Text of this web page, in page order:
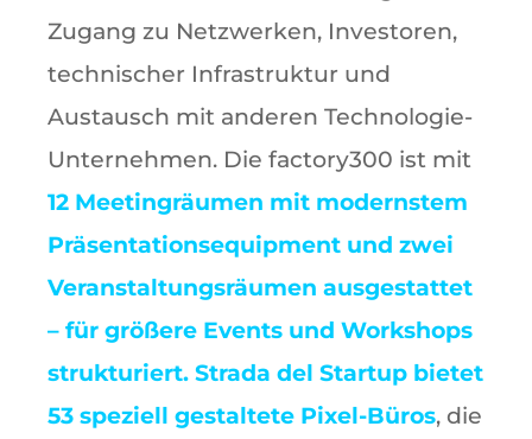
Zugang zu Netzwerken, Investoren,
technischer Infrastruktur und
Austausch mit anderen Technologie-
Unternehmen. Die factory300 ist mit
12 Meetingräumen mit modernstem
Präsentationsequipment und zwei
Veranstaltungsräumen ausgestattet
– für größere Events und Workshops
strukturiert. Strada del Startup bietet
53 speziell gestaltete Pixel-Büros, die